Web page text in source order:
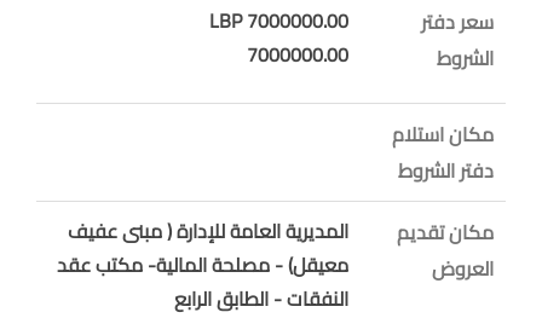
سعر دفتر
الشروط
7000000.00 LBP
7000000.00
مكان استلام
دفتر الشروط
مكان تقديم
العروض
المديرية العامة للإدارة ( مبنى عفيف
معيقل) - مصلحة المالية- مكتب عقد
النفقات - الطابق الرابع